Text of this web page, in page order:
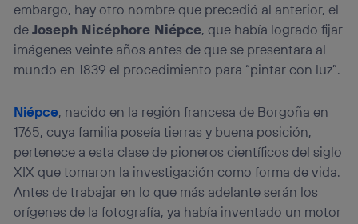
embargo, hay otro nombre que precedió al anterior, el
deJoseph Nicéphore Niépce, que había logrado fijar
imágenes veinte años antes de que se presentara al
mundo en 1839 el procedimiento para “pintar con luz”.
Niépce, nacido en la región francesa de Borgoña en
1765, cuya familia poseía tierras y buena posición,
pertenece a esta clase de pioneros científicos del siglo
XIX que tomaron la investigación como forma de vida.
Antes de trabajar en lo que más adelante serán los
orígenes de la fotografía, ya había inventado un motor